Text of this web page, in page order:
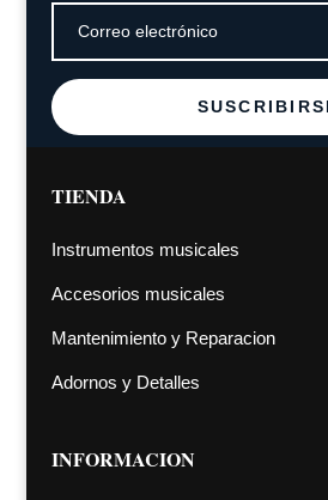
TIENDA
Instrumentos musicales
Accesorios musicales
Mantenimiento y Reparacion
Adornos y Detalles
INFORMACION